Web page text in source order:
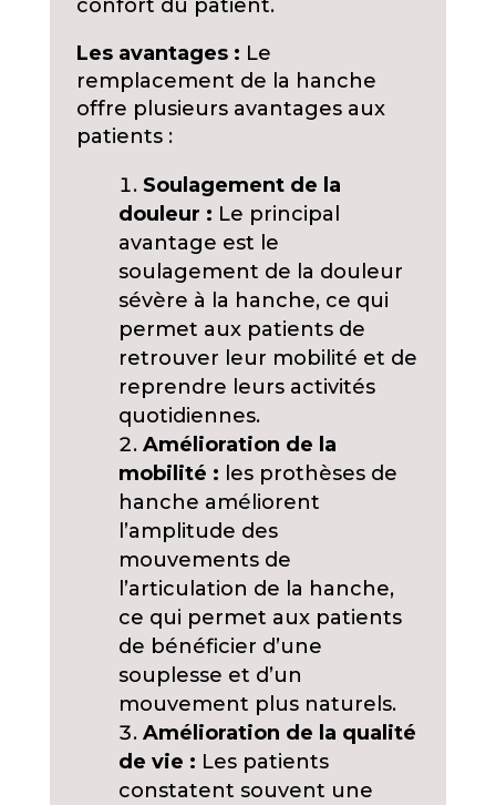
confort du patient.
Les avantages : Le
remplacement de la hanche
offre plusieurs avantages aux
patients :
Soulagement de la
douleur : Le principal
avantage est le
soulagement de la douleur
sévère à la hanche, ce qui
permet aux patients de
retrouver leur mobilité et de
reprendre leurs activités
quotidiennes.
Amélioration de la
mobilité : les prothèses de
hanche améliorent
l’amplitude des
mouvements de
l’articulation de la hanche,
ce qui permet aux patients
de bénéficier d’une
souplesse et d’un
mouvement plus naturels.
Amélioration de la qualité
de vie : Les patients
constatent souvent une